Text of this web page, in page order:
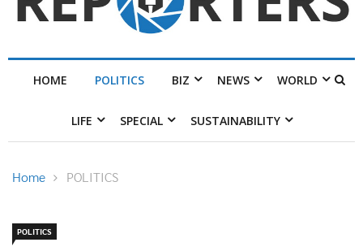
HOME POLITICS BIZ NEWS WORLD
LIFE SPECIAL SUSTAINABILITY
Home POLITICS
POLITICS